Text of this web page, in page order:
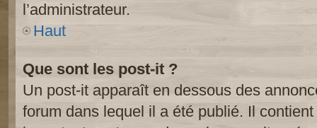
l’administrateur.
Haut
Que sont les post-it ?
Un post-it apparaît en dessous des
forum dans lequel il a été publié. Il